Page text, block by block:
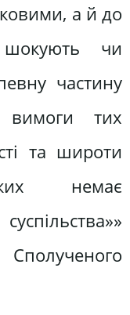
а й до
чи
частину
тих
та широти
немає